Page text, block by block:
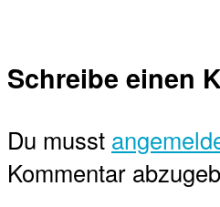
Schreibe einen
Du musst
Kommentar